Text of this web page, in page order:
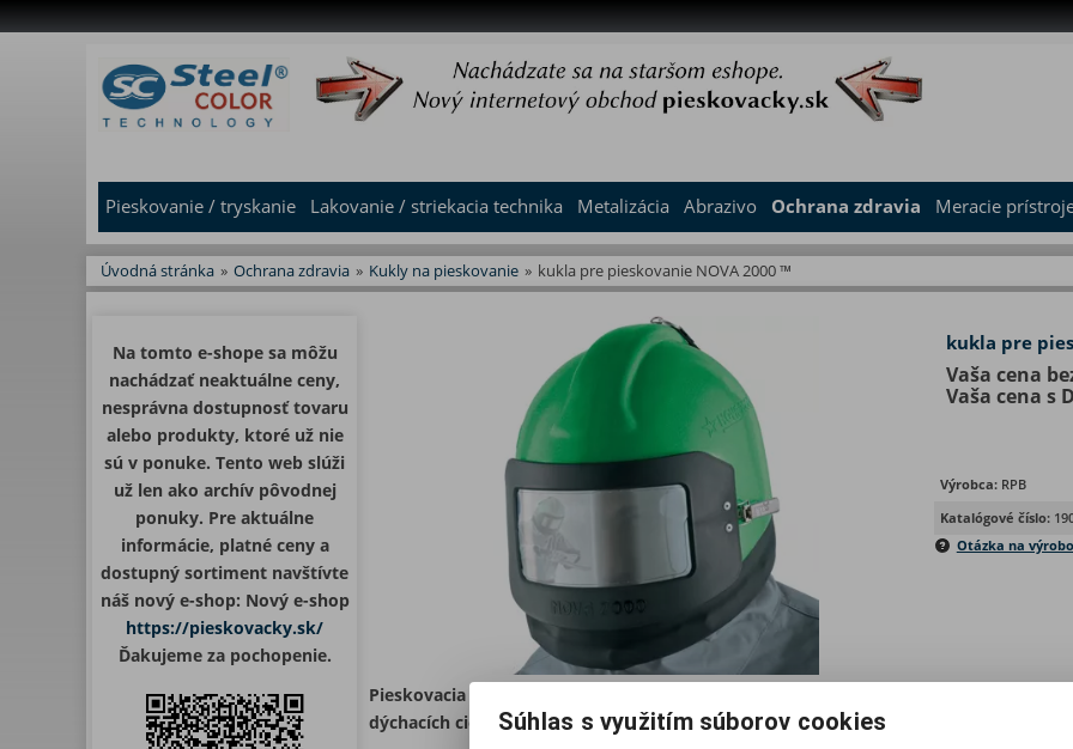
Pieskovanie / tryskanie Lakovanie / striekacia technika Metalizácia Abrazivo Ochrana zdravia Meracie
Úvodná stránka » Ochrana zdravia » Kukly na pieskovanie » kukla pre pieskovanie NOVA 2000 ™
Na tomto e-shope sa môžu
nachádzať neaktuálne ceny,
nesprávna dostupnosť tovaru
alebo produkty, ktoré už nie
sú v ponuke. Tento web slúži
už len ako archív pôvodnej
ponuky. Pre aktuálne
informácie, platné ceny a
dostupný sortiment navštívte
náš nový e-shop: Nový e-shop
https://pieskovacky.sk/
Ďakujeme za pochopenie.
kukla pre
Vaša cena
Vaša cena s
Výrobca: RPB
Katalógové číslo:
Otázka na
Pieskovacia kukla NOVA 2000 ™ odolná ľahká a veľmi pohodlná s nylonovou
dýchacích ciest testované a schválené, vrátane NIOSH, CE a AS / NZS. Hmotnosť 2200
Súhlas s využitím súborov cookies